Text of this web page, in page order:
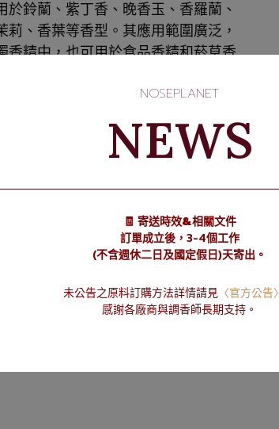
鈴蘭、紫丁香、晚香玉、香羅蘭、
、香葉等香型。其應用範圍廣泛，
香精中，也可用於食品香精和菸草香
等。
NOSEPLANET
NEWS
🧾 寄送時效&相關文件
訂單成立後，3-4個工作
(不含週休二日及國定假日)天寄出。
未公告之原料訂購方法詳情請見 〈官方公告〉
感謝各廠商與調香師長期支持。